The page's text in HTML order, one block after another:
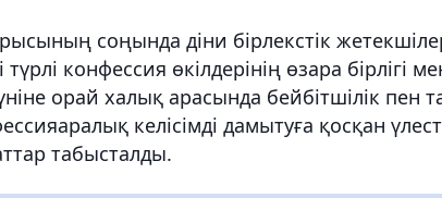
соңында діни бірлекстік
түрлі конфессия өкілдерінің өзара
орай халық арасында бейбітшілік пен
келісімді дамытуға қосқан
табысталды.